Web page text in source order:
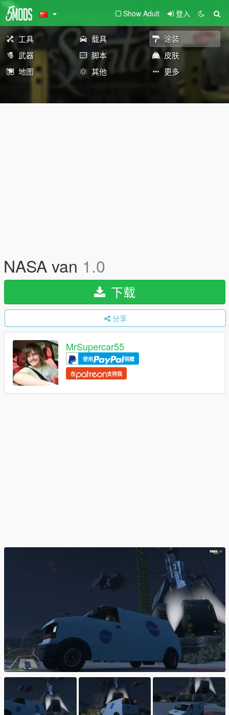
Show Adult 登入
工具 载具
涂装
武器
脚本
皮肤
地图
其他 更多
NASA van 1.0
下载
分享
MrSupercar55
使用 捐赠
在 支持我